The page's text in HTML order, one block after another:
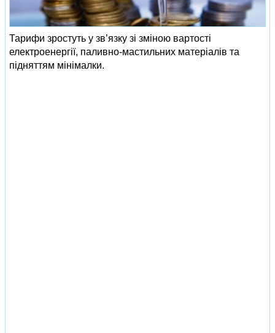
Тарифи зростуть у зв’язку зі зміною вартості
електроенергії, паливно-мастильних матеріалів та
підняттям мінімалки.